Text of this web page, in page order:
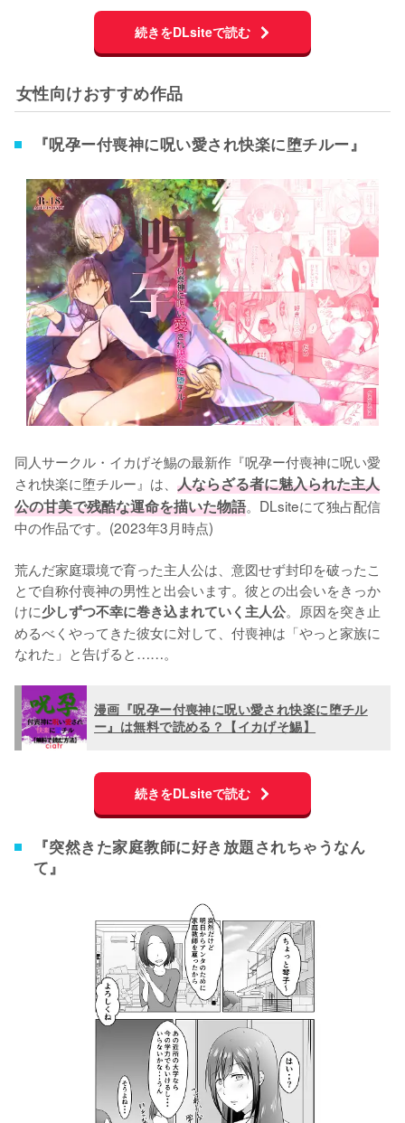
続きをDLsiteで読む
女性向けおすすめ作品
『呪孕ー付喪神に呪い愛され快楽に堕チルー』
同人サークル・イカげそ鯣の最新作『呪孕ー付喪神に呪い愛
され快楽に堕チルー』は、 人ならざる者に魅入られた主人
公の甘美で残酷な運命を描いた物語。DLsiteにて独占配信
中の作品です。(2023年3月時点)
荒んだ家庭環境で育った主人公は、意図せず封印を破ったこ
とで自称付喪神の男性と出会います。彼との出会いをきっか
けに少しずつ不幸に巻き込まれていく主人公。原因を突き止
めるべくやってきた彼女に対して、付喪神は「やっと家族に
なれた」と告げると……。
漫画『呪孕ー付喪神に呪い愛され快楽に堕チル
ー』は無料で読める？【イカげそ鯣】
続きをDLsiteで読む
『突然きた家庭教師に好き放題されちゃうなん
て』